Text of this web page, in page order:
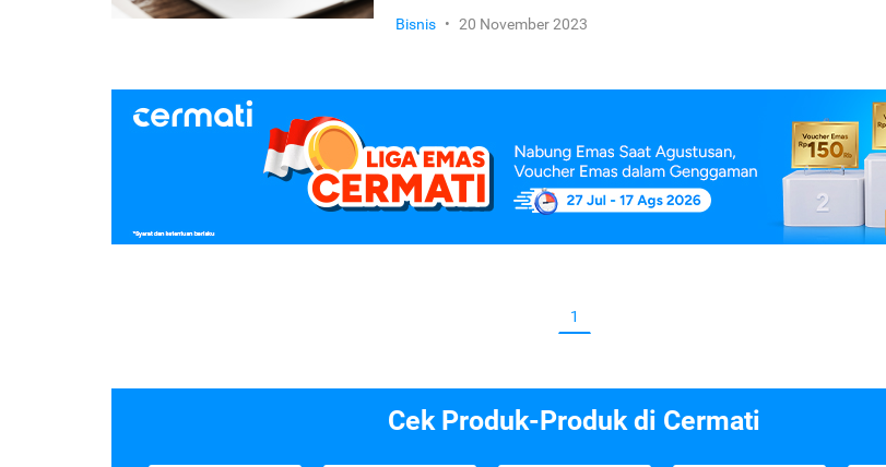
Bisnis • 20 November 2023
1
Cek Produk-Produk di Cermati